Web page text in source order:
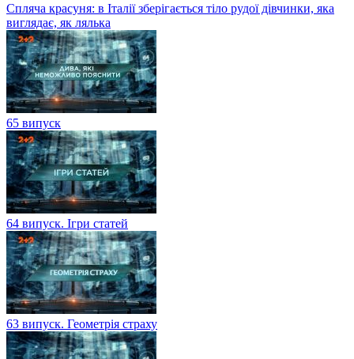
Спляча красуня: в Італії зберігається тіло рудої дівчинки, яка
виглядає, як лялька
65 випуск
64 випуск. Ігри статей
63 випуск. Геометрія страху